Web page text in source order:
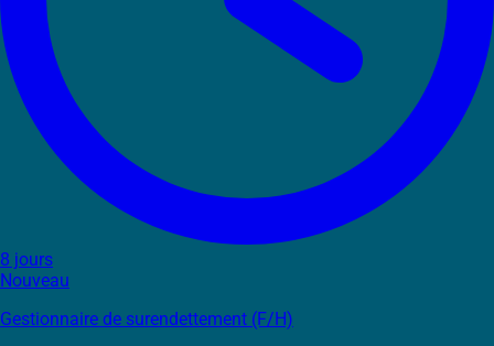
8 jours
Nouveau
Gestionnaire de surendettement (F/H)